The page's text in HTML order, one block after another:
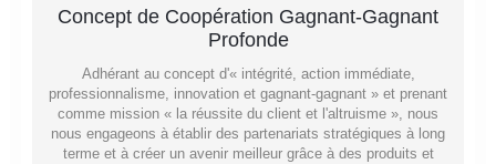
Concept de Coopération Gagnant-Gagnant
Profonde
Adhérant au concept d'« intégrité, action immédiate,
professionnalisme, innovation et gagnant-gagnant » et prenant
comme mission « la réussite du client et l'altruisme », nous
nous engageons à établir des partenariats stratégiques à long
terme et à créer un avenir meilleur grâce à des produits et